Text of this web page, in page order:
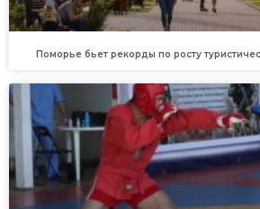
Поморье бьет рекорды по росту